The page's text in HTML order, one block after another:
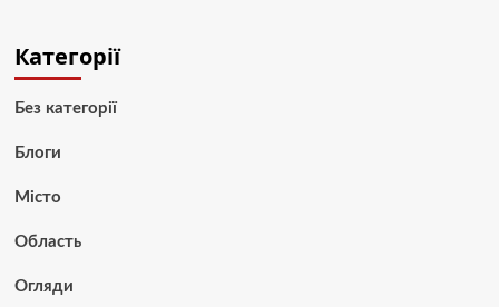
Категорії
Без категорії
Блоги
Місто
Область
Огляди